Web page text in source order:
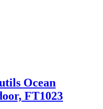
Ocean
FT1023